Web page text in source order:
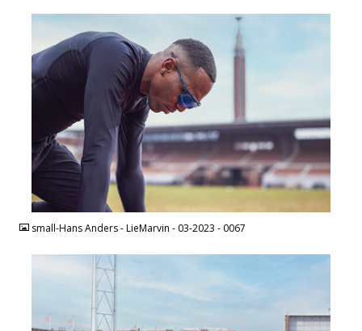
JPEG
small-Hans Anders - LieMarvin - 03-2023 - 0067